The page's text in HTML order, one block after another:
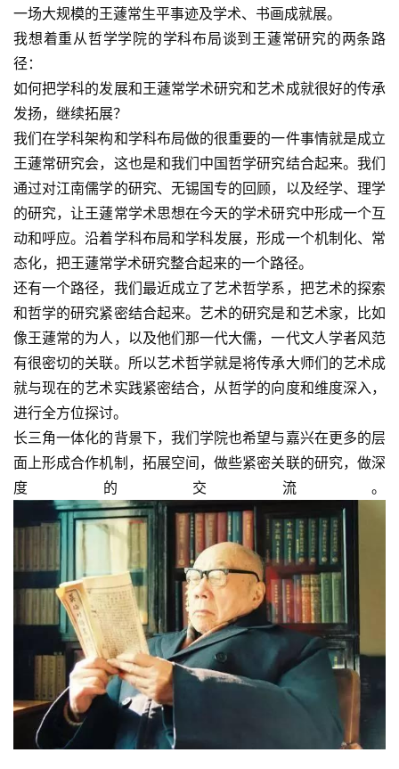
一场大规模的王蘧常生平事迹及学术、书画成就展。
我想着重从哲学学院的学科布局谈到王蘧常研究的两条路
径：
如何把学科的发展和王蘧常学术研究和艺术成就很好的传承
发扬，继续拓展？
我们在学科架构和学科布局做的很重要的一件事情就是成立
王蘧常研究会，这也是和我们中国哲学研究结合起来。我们
通过对江南儒学的研究、无锡国专的回顾，以及经学、理学
的研究，让王蘧常学术思想在今天的学术研究中形成一个互
动和呼应。沿着学科布局和学科发展，形成一个机制化、常
态化，把王蘧常学术研究整合起来的一个路径。
还有一个路径，我们最近成立了艺术哲学系，把艺术的探索
和哲学的研究紧密结合起来。艺术的研究是和艺术家，比如
像王蘧常的为人，以及他们那一代大儒，一代文人学者风范
有很密切的关联。所以艺术哲学就是将传承大师们的艺术成
就与现在的艺术实践紧密结合，从哲学的向度和维度深入，
进行全方位探讨。
长三角一体化的背景下，我们学院也希望与嘉兴在更多的层
面上形成合作机制，拓展空间，做些紧密关联的研究，做深
度的交流。